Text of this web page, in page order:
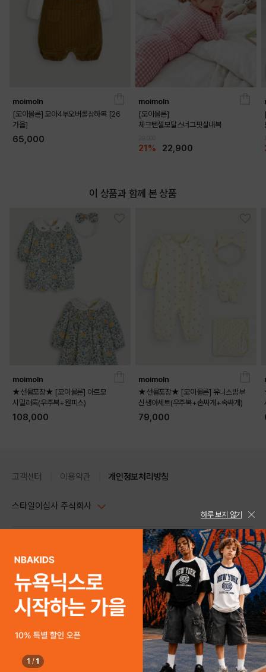
moimoln
[모이몰른] 모아4부오버롤상하복 [26
가을]
65,000
moimoln
[모이몰른]
체크텐셀모달스너그핏실내복
21% 22,900
이 상품과 함께 본 상품
moimoln
★선물포장★ [모이몰른] 아르모
시밀러룩(우주복+원피스)
108,000
moimoln
★선물포장★ [모이몰른] 유니스밤부
신생아세트(우주복+손싸개+속싸개)
79,000
SOLD OUT
고객센터 이용약관 개인정보처리방침
스타일이십사 주식회사
주소 : 서울시 강남구 논현로 633, 6층 (논현동, 한세엠케이빌딩)
사업자등록번호 : 116-81-32499
통신판매업신고번호 : 제 2024-서울강남-04239
호스팅 서비스 : 스타일이십사㈜
고객센터 1544-5336(평일 09:00~ 18:00 토/일/공휴일 휴무)
스타일24 고객센터 1544-5336
평일 09:00~ 18:00 (토/일/공휴일 휴무)
help Email : help@style24.com
COPYRIGHTⓒ2021 STYLE24 ALL RIGHTS RESERVED.
하루 보지 않기
1 / 1